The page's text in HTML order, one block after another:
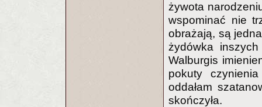
żywota
wspominać nie
obrażają, są
żydówka inszych
Walburgis
pokuty
oddałam
skończyła.